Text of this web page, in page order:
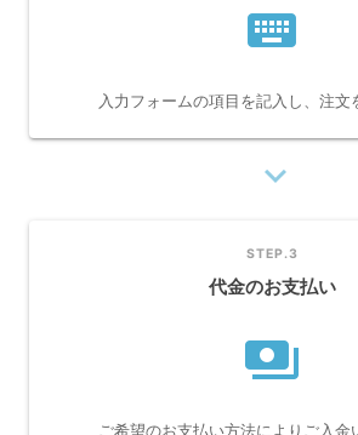
keyboard
入力フォームの項目を記入し、注文
navigate_next
STEP.3
代金のお支払い
payments
ご希望のお支払い方法によりご入金